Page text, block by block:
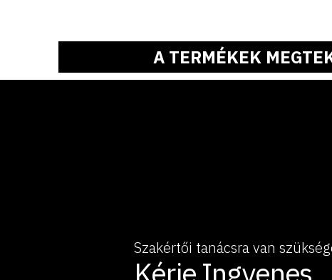
A TERMÉKEK
Szakértői tanácsra van